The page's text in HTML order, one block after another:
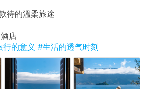
待的溫柔旅途
店
行的意义 #生活的透气时刻